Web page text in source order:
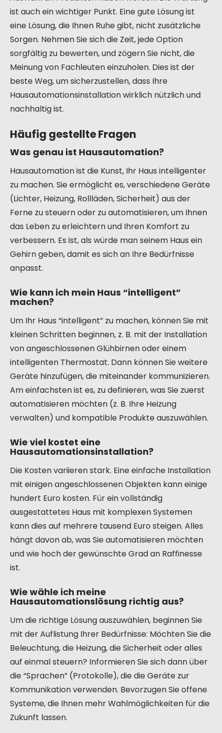
ist auch ein wichtiger Punkt. Eine gute Lösung ist
eine Lösung, die Ihnen Ruhe gibt, nicht zusätzliche
Sorgen. Nehmen Sie sich die Zeit, jede Option
sorgfältig zu bewerten, und zögern Sie nicht, die
Meinung von Fachleuten einzuholen. Dies ist der
beste Weg, um sicherzustellen, dass Ihre
Hausautomationsinstallation wirklich nützlich und
nachhaltig ist.
Häufig gestellte Fragen
Was genau ist Hausautomation?
Hausautomation ist die Kunst, Ihr Haus intelligenter
zu machen. Sie ermöglicht es, verschiedene Geräte
(Lichter, Heizung, Rollläden, Sicherheit) aus der
Ferne zu steuern oder zu automatisieren, um Ihnen
das Leben zu erleichtern und Ihren Komfort zu
verbessern. Es ist, als würde man seinem Haus ein
Gehirn geben, damit es sich an Ihre Bedürfnisse
anpasst.
Wie kann ich mein Haus “intelligent”
machen?
Um Ihr Haus “intelligent” zu machen, können Sie mit
kleinen Schritten beginnen, z. B. mit der Installation
von angeschlossenen Glühbirnen oder einem
intelligenten Thermostat. Dann können Sie weitere
Geräte hinzufügen, die miteinander kommunizieren.
Am einfachsten ist es, zu definieren, was Sie zuerst
automatisieren möchten (z. B. Ihre Heizung
verwalten) und kompatible Produkte auszuwählen.
Wie viel kostet eine
Hausautomationsinstallation?
Die Kosten variieren stark. Eine einfache Installation
mit einigen angeschlossenen Objekten kann einige
hundert Euro kosten. Für ein vollständig
ausgestattetes Haus mit komplexen Systemen
kann dies auf mehrere tausend Euro steigen. Alles
hängt davon ab, was Sie automatisieren möchten
und wie hoch der gewünschte Grad an Raffinesse
ist.
Wie wähle ich meine
Hausautomationslösung richtig aus?
Um die richtige Lösung auszuwählen, beginnen Sie
mit der Auflistung Ihrer Bedürfnisse: Möchten Sie die
Beleuchtung, die Heizung, die Sicherheit oder alles
auf einmal steuern? Informieren Sie sich dann über
die “Sprachen” (Protokolle), die die Geräte zur
Kommunikation verwenden. Bevorzugen Sie offene
Systeme, die Ihnen mehr Wahlmöglichkeiten für die
Zukunft lassen.